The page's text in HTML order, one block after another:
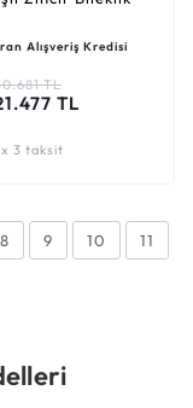
Alışveriş Kredisi
TL
TL
3 taksit
8 9 10 11